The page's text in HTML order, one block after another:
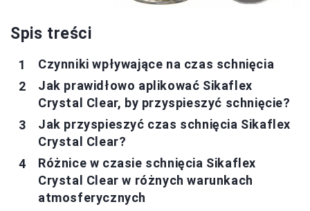
Spis treści
Czynniki wpływające na czas schnięcia
Jak prawidłowo aplikować Sikaflex
Crystal Clear, by przyspieszyć schnięcie?
Jak przyspieszyć czas schnięcia Sikaflex
Crystal Clear?
Różnice w czasie schnięcia Sikaflex
Crystal Clear w różnych warunkach
atmosferycznych